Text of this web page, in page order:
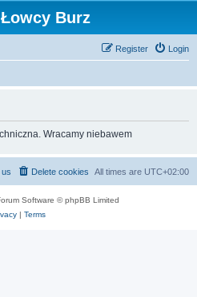
Burz
Login
Register
Wracamy niebawem
All times are UTC+02:00
Delete cookies
Software © phpBB Limited
| Terms